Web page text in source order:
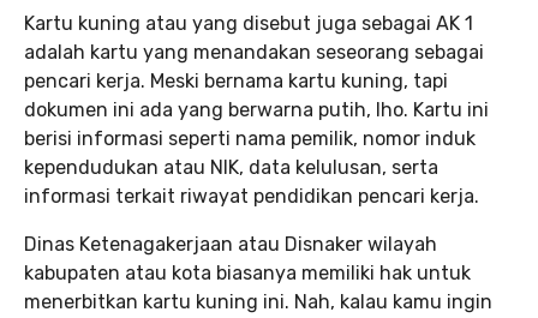
Kartu kuning atau yang disebut juga sebagai AK 1
adalah kartu yang menandakan seseorang sebagai
pencari kerja. Meski bernama kartu kuning, tapi
dokumen ini ada yang berwarna putih, lho. Kartu ini
berisi informasi seperti nama pemilik, nomor induk
kependudukan atau NIK, data kelulusan, serta
informasi terkait riwayat pendidikan pencari kerja.
Dinas Ketenagakerjaan atau Disnaker wilayah
kabupaten atau kota biasanya memiliki hak untuk
menerbitkan kartu kuning ini. Nah, kalau kamu ingin